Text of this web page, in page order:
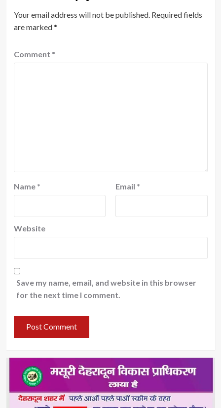
Your email address will not be published. Required fields
are marked*
Comment *
Name * Email *
Website
Save my name, email, and website in this browser
for the next time I comment.